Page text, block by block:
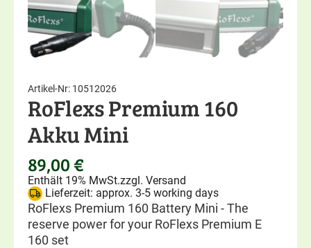
Pony & small horse fences
RoFlexs Basic 98 fence post
Ideal for Shetland ponies
168,00€
zzgl.Versand
Lieferzeit: approx. 5-8 working days
RoFlexs Basic 145
Ideal for small
Artikel-Nr: 10512026
RoFlexs Premium 160
Akku Mini
89,00 €
Enthält 19% MwSt.zzgl. Versand
Lieferzeit: approx. 3-5 working days
RoFlexs Premium 160 Battery Mini - The
reserve power for your RoFlexs Premium E
160 set